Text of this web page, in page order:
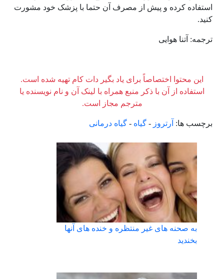
استفاده کرده و پیش از مصرف آن حتما با پزشک خود مشورت
کنید.
ترجمه: آتنا هوایی
این محتوا اختصاصاً برای یاد بگیر دات کام تهیه شده است.
استفاده از آن با ذکر منبع همراه با لینک آن و نام نویسنده یا
مترجم مجاز است.
برچسب ها: آرتروز - گیاه - گیاه درمانی
به صحنه های غیر منتظره و خنده های آنها
بخندید